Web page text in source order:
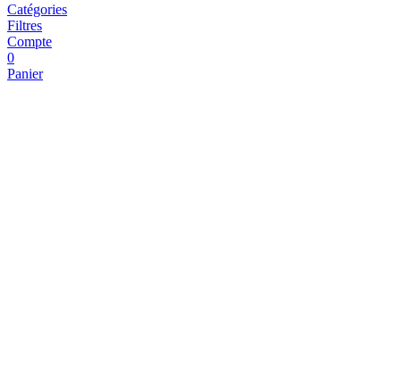
Catégories
Filtres
Compte
0
Panier